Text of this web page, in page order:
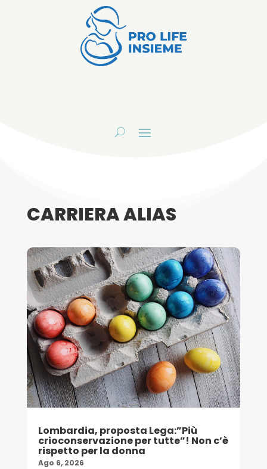
CARRIERA ALIAS
Lombardia, proposta Lega:”Più
crioconservazione per tutte”! Non c’è
rispetto per la donna
Ago 6, 2026